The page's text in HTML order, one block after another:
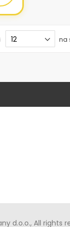
na
d.o.o., All rights